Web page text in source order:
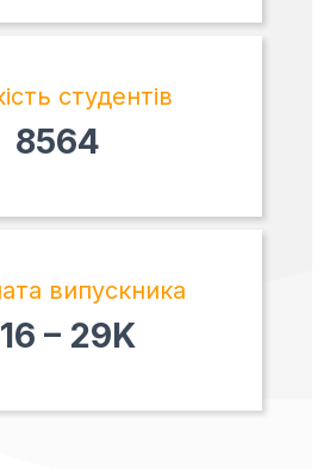
студентів
8564
випускника
– 29K